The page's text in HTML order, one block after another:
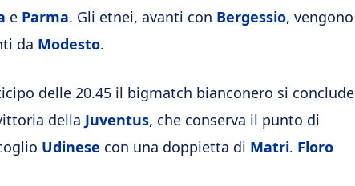
e Parma. Gli etnei, avanti con Bergessio, vengono
da Modesto.
delle 20.45 il bigmatch bianconero si conclude
della Juventus, che conserva il punto di
Udinese con una doppietta di Matri. Floro